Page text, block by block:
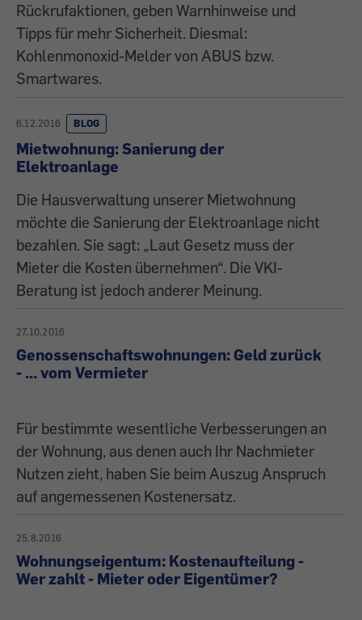
Rückrufaktionen, geben Warnhinweise und
Tipps für mehr Sicherheit. Diesmal:
Kohlenmonoxid-Melder von ABUS bzw.
Smartwares.
6.12.2016 BLOG
Mietwohnung: Sanierung der
Elektroanlage
Die Hausverwaltung unserer Mietwohnung
möchte die Sanierung der Elektroanlage nicht
bezahlen. Sie sagt: „Laut Gesetz muss der
Mieter die Kosten übernehmen“. Die VKI-
Beratung ist jedoch anderer Meinung.
27.10.2016
Genossenschaftswohnungen: Geld zurück
- ... vom Vermieter
Für bestimmte wesentliche Verbesserungen an
der Wohnung, aus denen auch Ihr Nachmieter
Nutzen zieht, haben Sie beim Auszug Anspruch
auf angemessenen Kostenersatz.
25.8.2016
Wohnungseigentum: Kostenaufteilung -
Wer zahlt - Mieter oder Eigentümer?